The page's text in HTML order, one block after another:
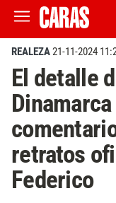
REALEZA21-11-2024
El detalle
retratos
Federico